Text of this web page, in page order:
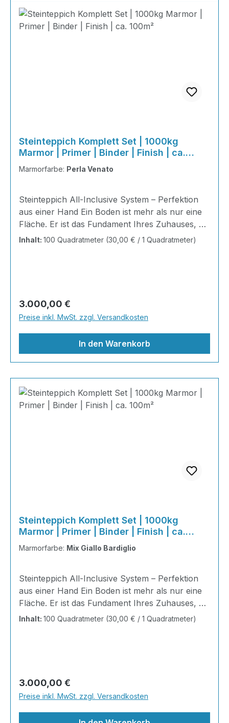
Steinteppich Komplett Set | 1000kg
Marmor | Primer | Binder | Finish | ca.
100m²
Marmorfarbe: Perla Venato
Steinteppich All-Inclusive System – Perfektion
aus einer Hand Ein Boden ist mehr als nur eine
Fläche. Er ist das Fundament Ihres Zuhauses, die
Bühne Ihres Alltags, die Basis für jedes Gefühl
kompromisslos hochwertig. Wohnraum-
Steinteppich aus echtem italienischen
Naturmarmor – pflegeleicht, farbecht und
individuell in der Gestaltung!
Inhalt: 100 Quadratmeter (30,00 € / 1 Quadratmeter)
Regulärer Preis:
3.000,00 €
Preise inkl. MwSt. zzgl. Versandkosten
In den Warenkorb
Steinteppich Komplett Set | 1000kg
Marmor | Primer | Binder | Finish | ca.
100m²
Marmorfarbe: Mix Giallo Bardiglio
Steinteppich All-Inclusive System – Perfektion
aus einer Hand Ein Boden ist mehr als nur eine
Fläche. Er ist das Fundament Ihres Zuhauses, die
Bühne Ihres Alltags, die Basis für jedes Gefühl
kompromisslos hochwertig. Wohnraum-
Steinteppich aus echtem italienischen
Naturmarmor – pflegeleicht, farbecht und
individuell in der Gestaltung!
Inhalt: 100 Quadratmeter (30,00 € / 1 Quadratmeter)
Regulärer Preis:
3.000,00 €
Preise inkl. MwSt. zzgl. Versandkosten